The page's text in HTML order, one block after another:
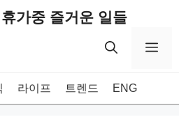
휴가중 즐거운 일들
라이프 트렌드 ENG